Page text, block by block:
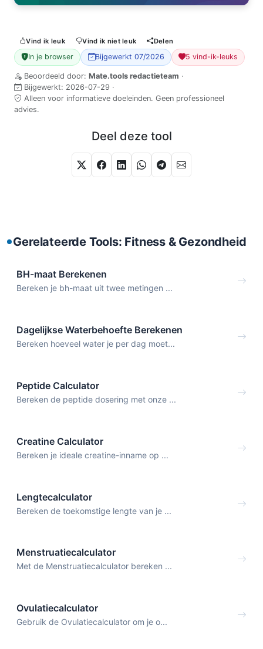
Vind ik leuk Vind ik niet leuk Delen
In je browser Bijgewerkt 07/2026 5 vind-ik-leuks
Beoordeeld door: Mate.tools redactieteam ·
Bijgewerkt: 2026-07-29 ·
Alleen voor informatieve doeleinden. Geen professioneel
advies.
Deel deze tool
Gerelateerde Tools: Fitness & Gezondheid
BH-maat Berekenen
Bereken je bh-maat uit twee metingen ...
Dagelijkse Waterbehoefte Berekenen
Bereken hoeveel water je per dag moet...
Peptide Calculator
Bereken de peptide dosering met onze ...
Creatine Calculator
Bereken je ideale creatine-inname op ...
Lengtecalculator
Bereken de toekomstige lengte van je ...
Menstruatiecalculator
Met de Menstruatiecalculator bereken ...
Ovulatiecalculator
Gebruik de Ovulatiecalculator om je o...